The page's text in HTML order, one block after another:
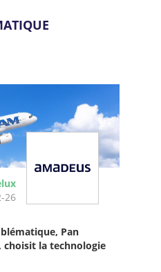
26
Pan
la technologie